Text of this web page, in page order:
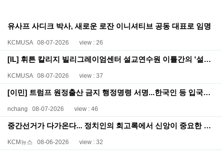
유사프 사디크 박사, 새로운 로잔 이니셔티브 공동 대표로 임명
KCMUSA 08-07-2026 view : 26
[IL] 휘튼 칼리지 빌리그레이엄센터 설교연수원 이틀간의 '설교 정상회담' 개최
KCMUSA 08-07-2026 view : 37
[이민] 트럼프 원정출산 금지 행정명령 서명...한국인 등 입국심사 강화 예고
nchang 08-07-2026 view : 46
중간선거가 다가온다... 정치인의 회고록에서 신앙이 중요한 이유는?
KCM뉴스 08-06-2026 view : 32